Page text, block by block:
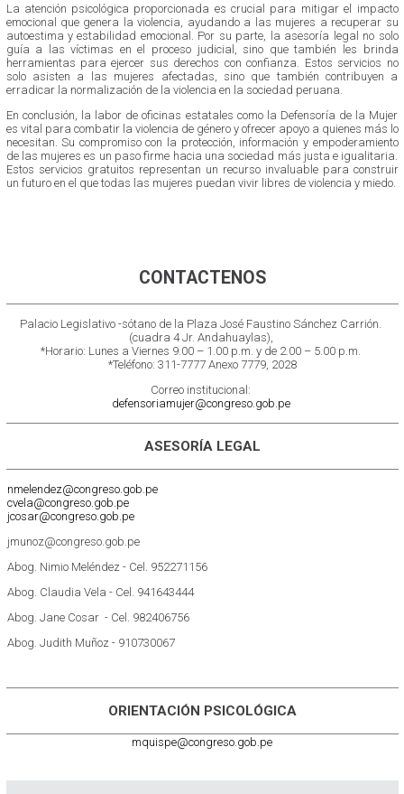
La atención psicológica proporcionada es crucial para mitigar el impacto
emocional que genera la violencia, ayudando a las mujeres a recuperar su
autoestima y estabilidad emocional. Por su parte, la asesoría legal no solo
guía a las víctimas en el proceso judicial, sino que también les brinda
herramientas para ejercer sus derechos con confianza. Estos servicios no
solo asisten a las mujeres afectadas, sino que también contribuyen a
erradicar la normalización de la violencia en la sociedad peruana.
En conclusión, la labor de oficinas estatales como la Defensoría de la Mujer
es vital para combatir la violencia de género y ofrecer apoyo a quienes más lo
necesitan. Su compromiso con la protección, información y empoderamiento
de las mujeres es un paso firme hacia una sociedad más justa e igualitaria.
Estos servicios gratuitos representan un recurso invaluable para construir
un futuro en el que todas las mujeres puedan vivir libres de violencia y miedo.
CONTACTENOS
Palacio Legislativo -sótano de la Plaza José Faustino Sánchez Carrión.
(cuadra 4 Jr. Andahuaylas),
*Horario: Lunes a Viernes 9.00 – 1.00 p.m. y de 2.00 – 5.00 p.m.
*Teléfono: 311-7777 Anexo 7779, 2028
Correo institucional:
defensoriamujer@congreso.gob.pe
ASESORÍA LEGAL
nmelendez@congreso.gob.pe
cvela@congreso.gob.pe
jcosar@congreso.gob.pe
jmunoz@congreso.gob.pe
Abog. Nimio Meléndez - Cel. 952271156
Abog. Claudia Vela - Cel. 941643444
Abog. Jane Cosar - Cel. 982406756
Abog. Judith Muñoz - 910730067
ORIENTACIÓN PSICOLÓGICA
mquispe@congreso.gob.pe